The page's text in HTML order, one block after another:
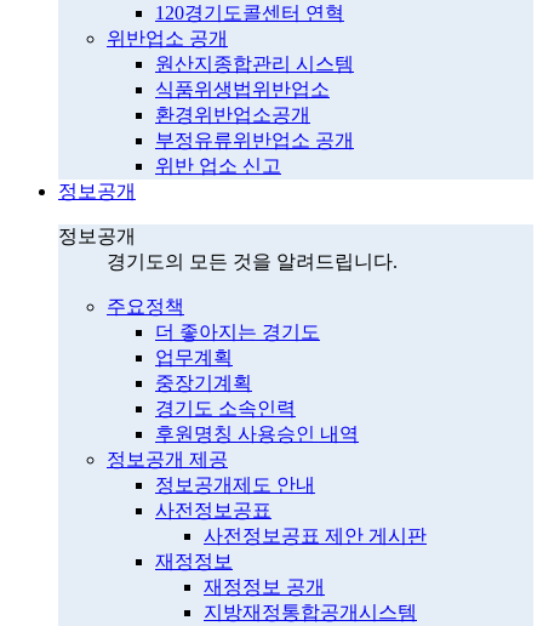
120경기도콜센터 연혁
위반업소 공개
원산지종합관리 시스템
식품위생법위반업소
환경위반업소공개
부정유류위반업소 공개
위반 업소 신고
정보공개
정보공개
경기도의 모든 것을 알려드립니다.
주요정책
더 좋아지는 경기도
업무계획
중장기계획
경기도 소속인력
후원명칭 사용승인 내역
정보공개 제공
정보공개제도 안내
사전정보공표
사전정보공표 제안 게시판
재정정보
재정정보 공개
지방재정통합공개시스템